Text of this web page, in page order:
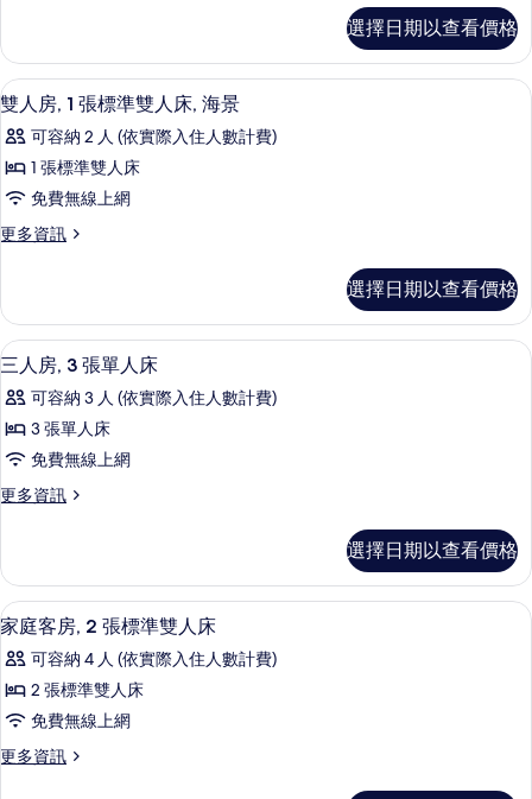
的
所
有
相
片
房,
多
張
海
景
詳
情
選擇日期以查看價格
顯
示
雙
人
1
標
準
雙
人
床,
海
景
有
相
片
雙人房, 1 張標準雙人床, 海景 | 書桌、
6
雙人房, 1 張標準雙人床, 海景
可容納 2 人 (依實際入住人數計費)
1 張標準雙人床
免費無線上網
更多資訊
更
房,
張
準
雙
床,
海
景
情
選擇日期以查看價格
顯
示
三
人
3
單
人
床
的
所
有
相
三人房, 3 張單人床 | 書桌、隔音、免
3
三人房, 3 張單人床
可容納 3 人 (依實際入住人數計費)
3 張單人床
免費無線上網
更多資訊
更
房,
張
單
人
床
詳
情
選擇日期以查看價格
顯
示
家
庭
房,
家庭客房, 2 張標準雙人床 | 書桌、隔
3
家庭客房, 2 張標準雙人床
可容納 4 人 (依實際入住人數計費)
2 張標準雙人床
免費無線上網
更多資訊
更